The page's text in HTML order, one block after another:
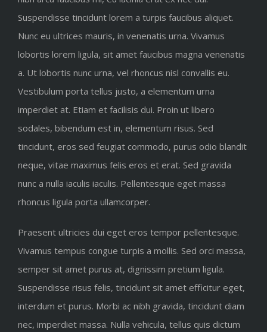
Suspendisse tincidunt lorem a turpis faucibus aliquet.
Nunc eu ultrices mauris, in venenatis urna. Vivamus
lobortis lorem ligula, sit amet faucibus magna venenatis
a. Ut lobortis nunc urna, vel rhoncus nisl convallis eu.
Vestibulum porta tellus justo, a elementum urna
imperdiet at. Etiam et facilisis dui. Proin ut libero
sodales, bibendum est in, elementum risus. Sed
tincidunt, eros sed feugiat commodo, purus odio blandit
neque, vitae maximus felis eros et erat. Sed gravida
nunc a nulla iaculis iaculis. Pellentesque eget massa
rhoncus ligula porta ullamcorper.
Praesent ultricies dui eget eros tempor pellentesque.
Vivamus tempus congue turpis a mollis. Sed orci massa,
semper sit amet purus at, dignissim pretium ligula.
Suspendisse risus felis, tincidunt sit amet efficitur eget,
interdum et purus. Morbi ac nibh gravida, tincidunt diam
nec, imperdiet massa. Nulla vehicula, tellus quis dictum